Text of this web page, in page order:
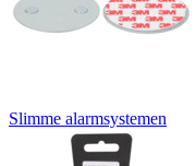
Slimme alarmsystemen